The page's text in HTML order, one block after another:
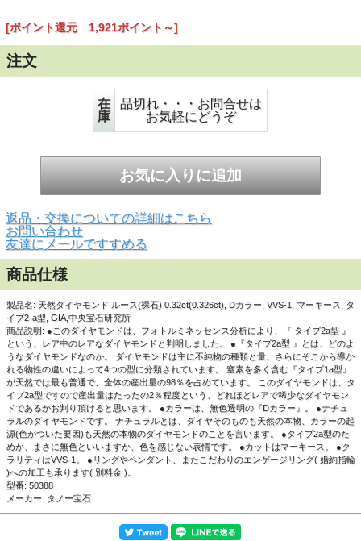
▲白い背景で撮影しました。
[ポイント還元 1,921ポイント～]
注文
在
庫
品切れ・・・お問合せは
お気軽にどうぞ
返品・交換についての詳細はこちら
お問い合わせ
友達にメールですすめる
商品仕様
製品名: 天然ダイヤモンド ルース(裸石) 0.32ct(0.326ct), Dカラー, VVS-1, マーキース, タ
イプ2-a型, GIA,中央宝石研究所
商品説明: ●このダイヤモンドは、フォトルミネッセンス分析により、『 タイプ2a型 』
という、レア中のレアなダイヤモンドと判明しました。 ●『タイプ2a型 』とは、どのよ
うなダイヤモンドなのか。 ダイヤモンドは主に不純物の種類と量、さらにそこから導か
れる物性の違いによって4つの型に分類されています。 窒素を多く含む『タイプ1a型』
が天然では最も普通で、全体の産出量の98％を占めています。 このダイヤモンドは、タ
イプ2a型ですので産出量はたったの2％程度という、どれほどレアで稀少なダイヤモン
ドであるかお判り頂けると思います。 ●カラーは、無色透明の『Dカラー』。 ●ナチュ
ラルのダイヤモンドです。 ナチュラルとは、ダイヤそのものも天然の本物、カラーの起
源(色がついた要因)も天然の本物のダイヤモンドのことを言います。 ●タイプ2a型のた
めか、まさに無色といいますか、色を感じない表情です。 ●カットはマーキース。 ●ク
ラリティはVVS-1。 ●リングやペンダント、またこだわりのエンゲージリング( 婚約指輪
)への加工も承ります( 別料金 )。
型番: 50388
メーカー: タノー宝石